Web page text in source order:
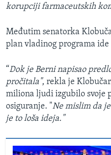
korupciji farmaceutskih
Međutim senatorka
plan vladinog programa ide
“Dok je Berni napisao
pročitala", rekla je
miliona ljudi izgubilo svoje
osiguranje. "Ne mislim da
je to loša ideja."